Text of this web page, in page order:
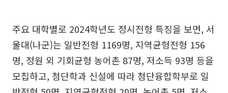
주요 대학별로 2024학년도 정시전형 특징을 보면, 서
울대(나군)는 일반전형 1169명, 지역균형전형 156
명, 정원 외 기회균형 농어촌 87명, 저소득 93명 등을
모집하고, 첨단학과 신설에 따라 첨단융합학부로 일